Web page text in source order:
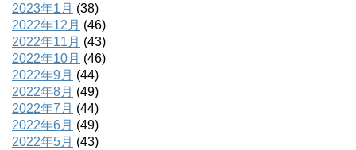
2023年1月 (38)
2022年12月 (46)
2022年11月 (43)
2022年10月 (46)
2022年9月 (44)
2022年8月 (49)
2022年7月 (44)
2022年6月 (49)
2022年5月 (43)